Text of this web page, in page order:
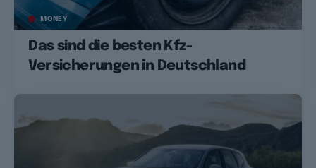
MONEY
Das sind die besten Kfz-
Versicherungen in Deutschland